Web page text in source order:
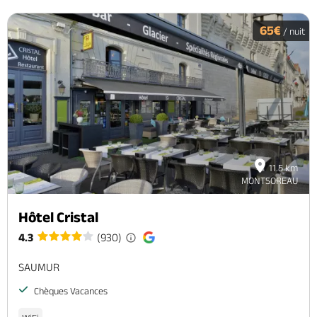
11.5 km
MONTSOREAU
65€ / nuit
Hôtel Cristal
4.3 (930)
SAUMUR
Chèques Vacances